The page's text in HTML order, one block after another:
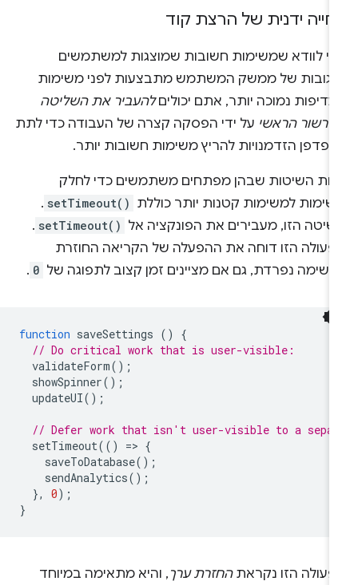
ידנית של הרצת קוד
לוודא שמשימות חשובות שמוצגות למשתמשים
של ממשק המשתמש מתבצעות לפני משימות
נמוכה יותר, אתם יכוליםלהעביר את השליטה
הראשיעל ידי הפסקה קצרה של העבודה כדי לתת
הזדמנויות להריץ משימות חשובות יותר.
השיטות שבהן מפתחים משתמשים כדי לחלק
למשימות קטנות יותר כוללת setTimeout()
.
הזו, מעבירים את הפונקציה אל setTimeout()
.
הזו דוחה את ההפעלה של הקריאה החוזרת
נפרדת, גם אם מציינים זמן קצוב לתפוגה של 0
.
function saveSettings ()
// Do critical work that is user-visible:
validateForm
showSpinner
updateUI
// Defer work that isn't user-visible to a
setTimeout (() =
saveToDatabase
sendAnalytics
},
הזו נקראתהחזרת ערך, והיא מתאימה במיוחד